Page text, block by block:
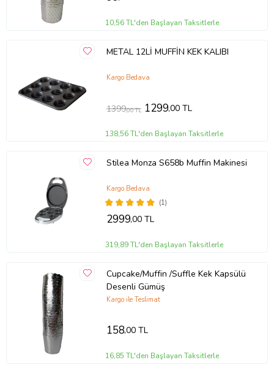
10,56 TL'den Başlayan Taksitlerle
METAL 12Lİ MUFFİN KEK KALIBI
Kargo Bedava
1399,00 TL 1299,00 TL
138,56 TL'den Başlayan Taksitlerle
Stilea Monza S658b Muffin Makinesi
(1)
Kargo Bedava
2999,00 TL
319,89 TL'den Başlayan Taksitlerle
Cupcake/Muffin /Suffle Kek Kapsülü
Desenli Gümüş
Kargo ile Teslimat
158,00 TL
16,85 TL'den Başlayan Taksitlerle